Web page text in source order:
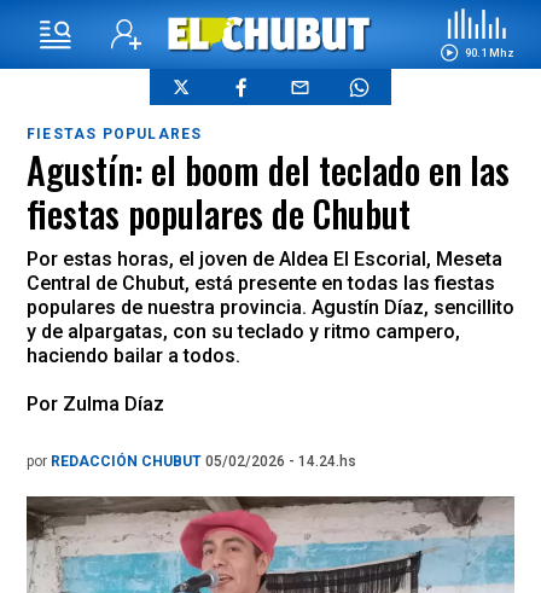
90.1 Mhz
FIESTAS POPULARES
Agustín: el boom del teclado en las
fiestas populares de Chubut
Por estas horas, el joven de Aldea El Escorial, Meseta
Central de Chubut, está presente en todas las fiestas
populares de nuestra provincia. Agustín Díaz, sencillito
y de alpargatas, con su teclado y ritmo campero,
haciendo bailar a todos.
Por Zulma Díaz
por REDACCIÓN CHUBUT 05/02/2026 - 14.24.hs